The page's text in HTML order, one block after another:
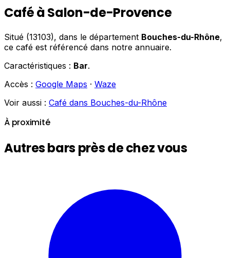
Café à Salon-de-Provence
Situé (13103), dans le département Bouches-du-Rhône,
ce café est référencé dans notre annuaire.
Caractéristiques : Bar.
Accès : Google Maps · Waze
Voir aussi : Café dans Bouches-du-Rhône
À proximité
Autres bars près de chez vous